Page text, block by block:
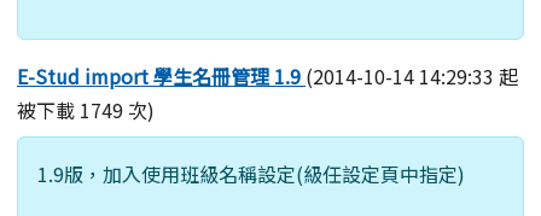
E-Stud import 學生名冊管理 1.9 (2014-10-14 14:29:33 起
被下載 1749 次)
1.9版，加入使用班級名稱設定(級任設定頁中指定)